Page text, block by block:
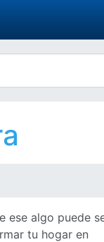
ese algo puede
tu hogar en